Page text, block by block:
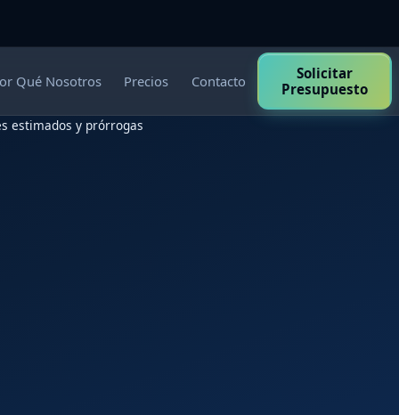
Qué Nosotros Precios Contacto
Solicitar
Presupuesto
estimados y prórrogas